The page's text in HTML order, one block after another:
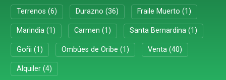
Terrenos (6) Durazno (36) Fraile Muerto (1)
Marindia (1) Carmen (1) Santa Bernardina (1)
Goñi (1) Ombúes de Oribe (1) Venta (40)
Alquiler (4)